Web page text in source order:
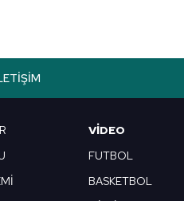
VIDEO
FUTBOL
BASKETBOL